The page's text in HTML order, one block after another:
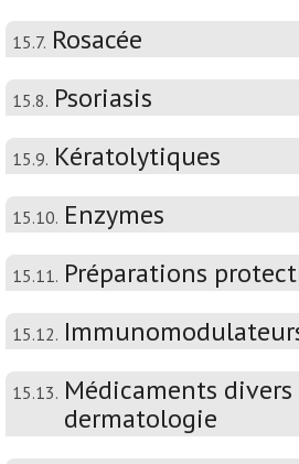
15.7. Rosacée
15.8. Psoriasis
15.9. Kératolytiques
15.10. Enzymes
15.11. Préparations
15.12.
15.13. Médicaments divers
dermatologie